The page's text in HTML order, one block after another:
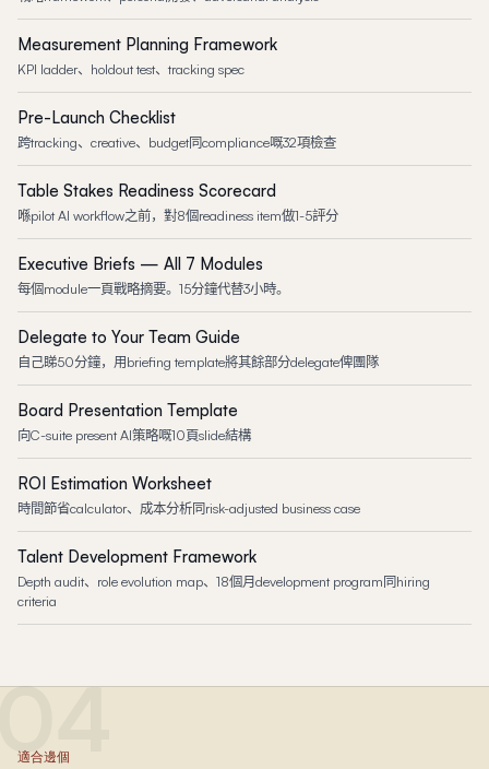
Measurement Planning Framework
KPI ladder、holdout test、tracking spec
Pre-Launch Checklist
跨tracking、creative、budget同compliance嘅32項檢查
Table Stakes Readiness Scorecard
喺pilot AI workflow之前，對8個readiness item做1-5評分
Executive Briefs — All 7 Modules
每個module一頁戰略摘要。15分鐘代替3小時。
Delegate to Your Team Guide
自己睇50分鐘，用briefing template將其餘部分delegate俾團隊
Board Presentation Template
向C-suite present AI策略嘅10頁slide結構
ROI Estimation Worksheet
時間節省calculator、成本分析同risk-adjusted business case
Talent Development Framework
Depth audit、role evolution map、18個月development program同hiring
criteria
適合邊個